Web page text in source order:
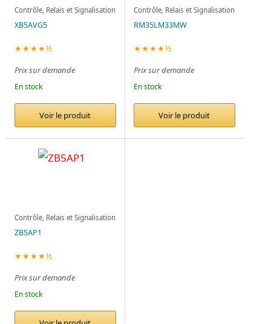
Contrôle, Relais et Signalisation
XB5AVG5
★★★★½
Prix sur demande
En stock
Voir le produit
Contrôle, Relais et Signalisation
RM35LM33MW
★★★★½
Prix sur demande
En stock
Voir le produit
Contrôle, Relais et Signalisation
ZB5AP1
★★★★½
Prix sur demande
En stock